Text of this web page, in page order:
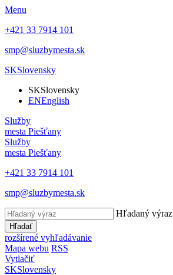
Menu
+421 33 7914 101
smp@sluzbymesta.sk
SKSlovensky
SKSlovensky
ENEnglish
Služby
mesta Piešťany
Služby
mesta Piešťany
+421 33 7914 101
smp@sluzbymesta.sk
Hľadaný výraz
Hľadať
rozšírené vyhľadávanie
Mapa webu RSS
Vytlačiť
SKSlovensky